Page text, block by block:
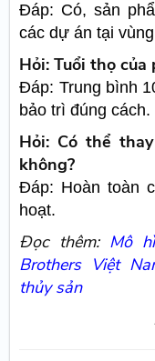
Đáp: Có, sản
các dự án tại
Hỏi: Tuổi thọ của
Đáp: Trung bình
bảo trì đúng cách.
Hỏi: Có thể
không?
Đáp: Hoàn toàn
hoạt.
Đọc thêm: Mô
Brothers Việt
thủy sản